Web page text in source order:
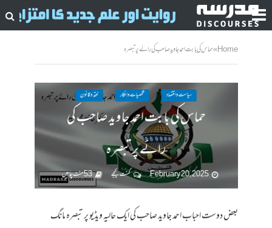
Home
»حماس کی بابت احمد جاوید صاحب کی رائے پر تبصرہ
سیاست واقتصاد شخصیات وافکار فقہ وقانون
حماس کی بابت احمد جاوید صاحب کی
رائے پر تبصرہ
February 20, 2025 کمنت کیجے 53 منٹ چاہیں
بعض دوست احباب احمد جاوید صاحب کی ایک حالیہ ویڈیو پر تبصرہ مانگ